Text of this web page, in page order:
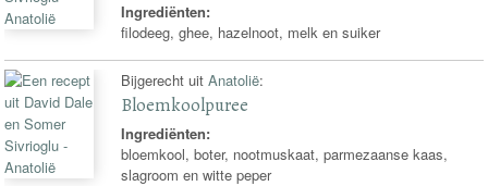
Ingrediënten:
filodeeg, ghee, hazelnoot, melk en suiker
Bijgerecht uitAnatolië:
Bloemkoolpuree
Ingrediënten:
bloemkool, boter, nootmuskaat, parmezaanse kaas,
slagroom en witte peper